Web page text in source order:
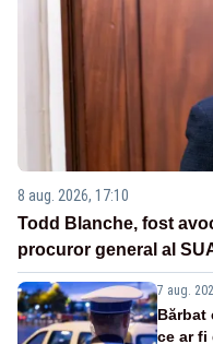
8 aug. 2026, 17:10
Todd Blanche, fost
procuror general al
7 aug.
Bărbat
ce ar fi